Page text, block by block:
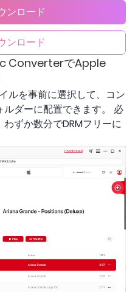
ンロード
ンロード
ConverterでApple
ルを事前に選択して、コン
ダーに配置できます。 必
ずか数分でDRMフリーに